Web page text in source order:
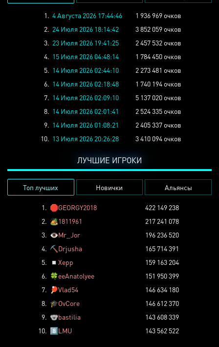
1. 4 Августа 2026 17:44:46
1 936 969 очков
2. 24 Июля 2026 18:14:42
3 852 059 очков
3. 23 Июля 2026 19:41:25
2 457 532 очков
4. 15 Июля 2026 04:48:14
1 784 450 очков
5. 14 Июля 2026 02:44:10
2 273 481 очков
6. 14 Июля 2026 02:18:48
1 740 194 очков
7. 14 Июля 2026 02:09:10
5 137 020 очков
8. 14 Июля 2026 02:01:41
2 524 335 очков
9. 14 Июля 2026 01:08:21
2 405 337 очков
10. 13 Июля 2026 20:26:28 3 410 094 очков
ЛУЧШИЕ ИГРОКИ
Топ лучших Новички Альянсы
1. 🛑GEORGY2018
422 149 238
2. 🏕️1811961
217 241 078
3. 👁️Mr_Jor
196 236 520
4. ⛏️ Drjusha
165 714 391
5.
◽ Xepp
159 163 204
6. 🍀eeAnatolyee
151 950 399
7.
🏓Vlad54
146 634 180
8. 🎓OvCore
146 612 370
9. 🐨bastilia
143 608 339
10. 8️⃣LMU 143 562 522